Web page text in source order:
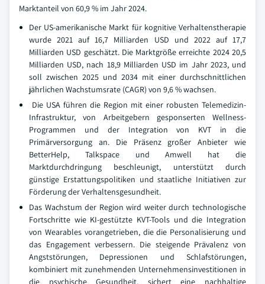
Marktanteil von 60,9 % im Jahr 2024.
Der US-amerikanische Markt für kognitive Verhaltenstherapie
wurde 2021 auf 16,7 Milliarden USD und 2022 auf 17,7
Milliarden USD geschätzt. Die Marktgröße erreichte 2024 20,5
Milliarden USD, nach 18,9 Milliarden USD im Jahr 2023, und
soll zwischen 2025 und 2034 mit einer durchschnittlichen
jährlichen Wachstumsrate (CAGR) von 9,6 % wachsen.
Die USA führen die Region mit einer robusten Telemedizin-
Infrastruktur, von Arbeitgebern gesponserten Wellness-
Programmen und der Integration von KVT in die
Primärversorgung an. Die Präsenz großer Anbieter wie
BetterHelp, Talkspace und Amwell hat die
Marktdurchdringung beschleunigt, unterstützt durch
günstige Erstattungspolitiken und staatliche Initiativen zur
Förderung der Verhaltensgesundheit.
Das Wachstum der Region wird weiter durch technologische
Fortschritte wie KI-gestützte KVT-Tools und die Integration
von Wearables vorangetrieben, die die Personalisierung und
das Engagement verbessern. Die steigende Prävalenz von
Angststörungen, Depressionen und Schlafstörungen,
kombiniert mit zunehmenden Unternehmensinvestitionen in
die psychische Gesundheit, sichert eine nachhaltige